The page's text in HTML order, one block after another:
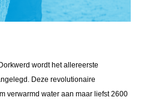
wordt het allereerste
Deze revolutionaire
verwarmd water aan maar liefst 2600